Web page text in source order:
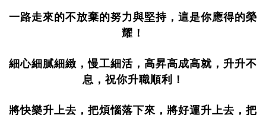
一路走來的不放棄的努力與堅持，這是你應得的榮
耀！
細心細膩細緻，慢工細活，高昇高成高就，升升不
息，祝你升職順利！
將快樂升上去，把煩惱落下來，將好運升上去，把